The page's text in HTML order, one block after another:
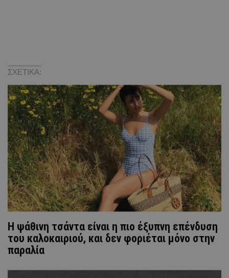
ΣΧΕΤΙΚΑ:
Η ψάθινη τσάντα είναι η πιο έξυπνη επένδυση
του καλοκαιριού, και δεν φοριέται μόνο στην
παραλία